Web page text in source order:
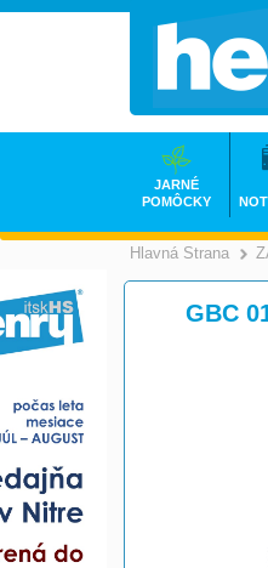
Hlavná Strana
GBC
JARNÉ
POMÔCKY